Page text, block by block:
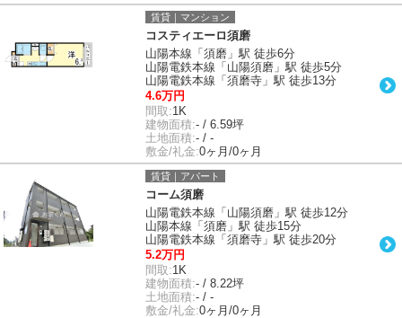
賃貸｜マンション
コスティエーロ須磨
山陽本線「須磨」駅 徒歩6分
山陽電鉄本線「山陽須磨」駅 徒歩5分
山陽電鉄本線「須磨寺」駅 徒歩13分
4.6万円
間取:1K
建物面積:- / 6.59坪
土地面積:- / -
敷金/礼金:0ヶ月/0ヶ月
賃貸｜アパート
コーム須磨
山陽電鉄本線「山陽須磨」駅 徒歩12分
山陽本線「須磨」駅 徒歩15分
山陽電鉄本線「須磨寺」駅 徒歩20分
5.2万円
間取:1K
建物面積:- / 8.22坪
土地面積:- / -
敷金/礼金:0ヶ月/0ヶ月